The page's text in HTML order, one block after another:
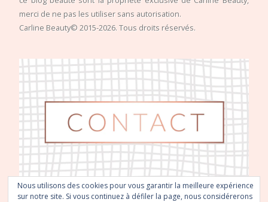
merci de ne pas les utiliser sans autorisation.
Carline Beauty© 2015-2026. Tous droits réservés.
Nous utilisons des cookies pour vous garantir la meilleure expérience
sur notre site. Si vous continuez à défiler la page, nous considérerons